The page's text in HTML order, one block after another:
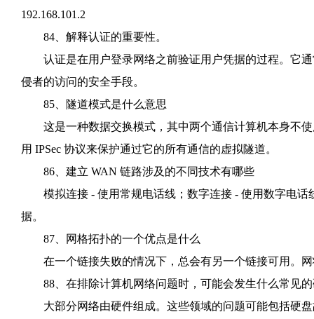
192.168.101.2
84、解释认证的重要性。
认证是在用户登录网络之前验证用户凭据的过程。它通
侵者的访问的安全手段。
85、隧道模式是什么意思
这是一种数据交换模式，其中两个通信计算机本身不使
用 IPSec 协议来保护通过它的所有通信的虚拟隧道。
86、建立 WAN 链路涉及的不同技术有哪些
模拟连接 - 使用常规电话线；数字连接 - 使用数字电话
据。
87、网格拓扑的一个优点是什么
在一个链接失败的情况下，总会有另一个链接可用。网
88、在排除计算机网络问题时，可能会发生什么常见的
大部分网络由硬件组成。这些领域的问题可能包括硬盘